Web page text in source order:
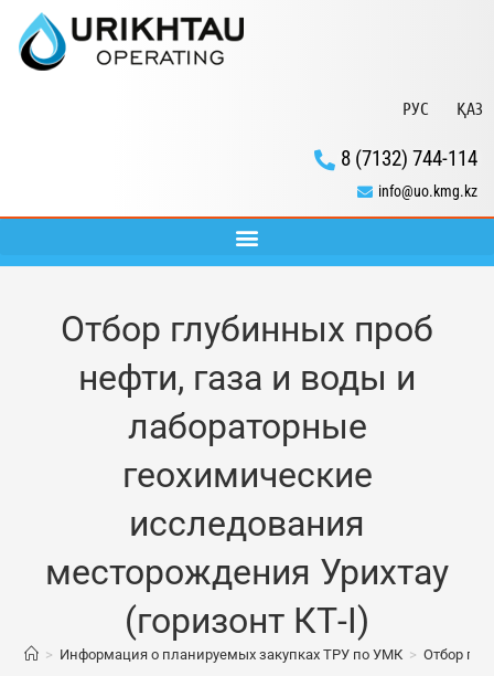
РУС ҚАЗ
8 (7132) 744-114
info@uo.kmg.kz
Отбор глубинных проб
нефти, газа и воды и
лабораторные
геохимические
исследования
месторождения Урихтау
(горизонт КТ-I)
> Информация о планируемых закупках ТРУ по УМК > Отбор